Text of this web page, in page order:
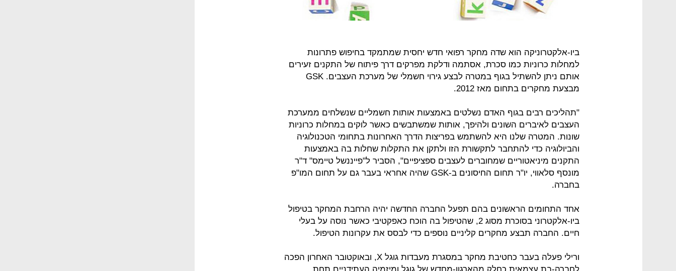
ביו-אלקטרוניקה הוא שדה מחקר רפואי חדש יחסית שמתמקד בחיפוש פתרונות
למחלות כרוניות כמו סכרת, אסתמה ודלקת מפרקים דרך פיתוח של התקנים זעירים
אותם ניתן להשתיל בגוף במטרה לבצע גירוי חשמלי של מערכת העצבים. GSK
מבצעת מחקרים בתחום מאז 2012.
"תהליכים רבים בגוף האדם נשלטים באמצעות אותות חשמליים שנשלחים ממערכת
העצבים לאיברים השונים ולהיפך, אותות שמשתבשים כאשר לוקים במחלות כרוניות
שונות. המטרה שלנו היא להשתמש בפריצות הדרך האחרונות בתחומי הטכנולוגיה
והביולוגיה כדי להתחבר לתקשורת הזו ולתקן את התקלות שחלות בה באמצעות
התקנים מיניאטוריים שמחוברים לעצבים ספציפיים", הסביר ל"פייננשל טיימס" ד"ר
מונסף סלאווי, יו"ר תחום החיסונים ב-GSK שהיה אחראי בעבר גם על תחום המו"פ
בחברה.
אחד התחומים הראשונים בהם תפעל החברה החדשה יהיה הרחבת המחקר בטיפול
ביו-אלקטרוני בסוכרת מסוג 2, שהטיפול בה הוכח כאפקטיבי כאשר נוסה על בעלי
חיים. החברה תבצע מחקרים קליניים נוספים כדי לבסס את עקרונות הטיפול.
ורילי פעלה בעבר כחטיבת מחקר במסגרת מעבדות גוגל X, ובאוקטובר האחרון הפכה
לחברה-בת עצמאית כחלק מהארגון-מחדש של גוגל ומיזמיה העתידניים תחת